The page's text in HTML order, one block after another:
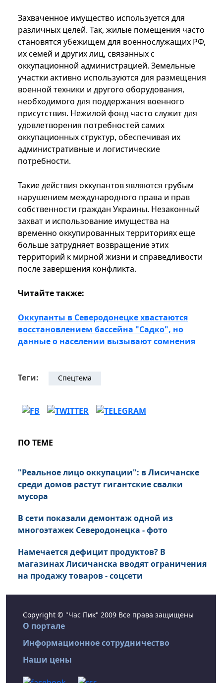
Захваченное имущество используется для
различных целей. Так, жилые помещения часто
становятся убежищем для военнослужащих РФ,
их семей и других лиц, связанных с
оккупационной администрацией. Земельные
участки активно используются для размещения
военной техники и другого оборудования,
необходимого для поддержания военного
присутствия. Нежилой фонд часто служит для
удовлетворения потребностей самих
оккупационных структур, обеспечивая их
административные и логистические
потребности.
Такие действия оккупантов являются грубым
нарушением международного права и прав
собственности граждан Украины. Незаконный
захват и использование имущества на
временно оккупированных территориях еще
больше затрудняет возвращение этих
территорий к мирной жизни и справедливости
после завершения конфликта.
Читайте также:
Оккупанты в Северодонецке хвастаются
восстановлением бассейна "Садко", но
данные о населении вызывают сомнения
Теги: Спецтема
ПО ТЕМЕ
"Реальное лицо оккупации": в Лисичанске
среди домов растут гигантские свалки
мусора
В сети показали демонтаж одной из
многоэтажек Северодонецка - фото
Намечается дефицит продуктов? В
магазинах Лисичанска вводят ограничения
на продажу товаров - соцсети
Copyright © "Час Пик" 2009 Все права защищены
О портале
Информационное сотрудничество
Наши цены